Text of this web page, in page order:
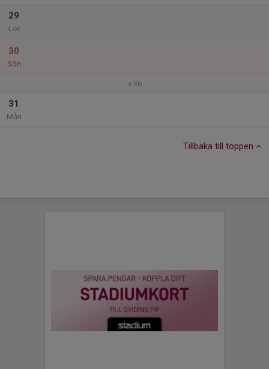
29
Lör
30
Sön
v.36
31
Mån
Tillbaka till toppen